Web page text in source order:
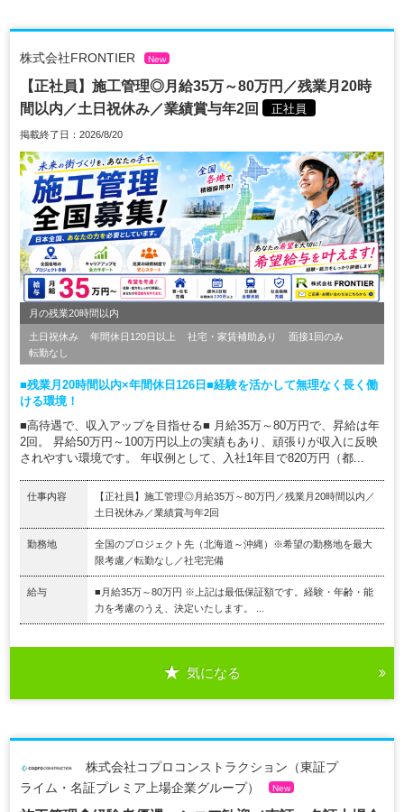
株式会社FRONTIER New
【正社員】施工管理◎月給35万～80万円／残業月20時
間以内／土日祝休み／業績賞与年2回
正社員
掲載終了日：2026/8/20
月の残業20時間以内
土日祝休み 年間休日120日以上 社宅・家賃補助あり
面接1回のみ
転勤なし
■残業月20時間以内×年間休日126日■経験を活かして無理なく長く働
ける環境！
■高待遇で、収入アップを目指せる■ 月給35万～80万円で、昇給は年
2回。 昇給50万円～100万円以上の実績もあり、頑張りが収入に反映
されやすい環境です。 年収例として、入社1年目で820万円（都...
仕事内容
【正社員】施工管理◎月給35万～80万円／残業月20時間以内／
土日祝休み／業績賞与年2回
勤務地
全国のプロジェクト先（北海道～沖縄）※希望の勤務地を最大
限考慮／転勤なし／社宅完備
給与
■月給35万～80万円 ※上記は最低保証額です。経験・年齢・能
力を考慮のうえ、決定いたします。 ...
気になる
株式会社コプロコンストラクション（東証プ
ライム・名証プレミア上場企業グループ）
New